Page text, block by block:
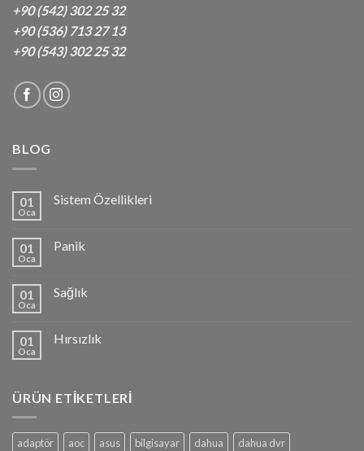
+90 (542) 302 25 32
+90 (536) 713 27 13
+90 (543) 302 25 32
BLOG
01
Oca
Sistem Özellikleri
01
Oca
Panik
01
Oca
Sağlık
01
Oca
Hırsızlık
ÜRÜN ETIKETLERI
adaptör aoc asus bilgisayar dahua
dahua dvr